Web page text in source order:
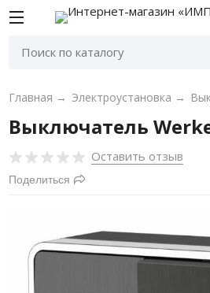
Главная → Электроустановка →
Выключатель
Оставить отзыв
Поделиться